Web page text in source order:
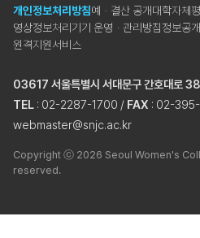
개인정보처리방침예ㆍ결산 공개대학자체
영상정보처리기기 운영ㆍ관리방침정보공개
원격지원서비스
03617 서울특별시 서대문구 간호대로 38
TEL : 02-2287-1700 / FAX : 02-
webmaster@snjc.ac.kr
Copyright ⓒ 2026 Seoul Women's
reserved.